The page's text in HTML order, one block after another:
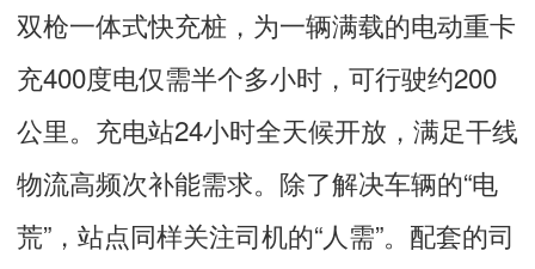
双枪一体式快充桩，为一辆满载的电动重卡
充400度电仅需半个多小时，可行驶约200
公里。充电站24小时全天候开放，满足干线
物流高频次补能需求。除了解决车辆的“电
荒”，站点同样关注司机的“人需”。配套的司